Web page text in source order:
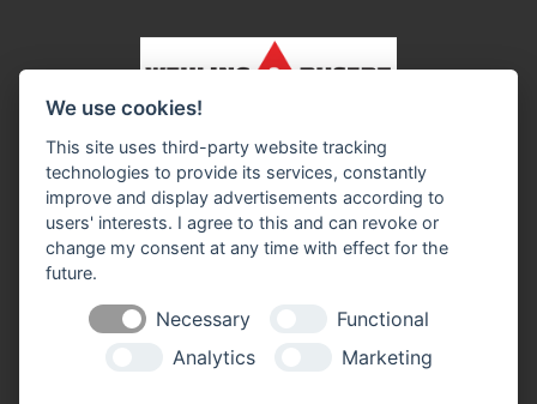
Cookie-Einstellungen ändern
Wehling & Busert GmbH
Lerchenweg 28
Telefax: 0 28 62 / 98 02 - 420
We use cookies!
This site uses third-party website tracking
technologies to provide its services, constantly
improve and display advertisements according to
users' interests. I agree to this and can revoke or
change my consent at any time with effect for the
future.
Necessary
Functional
Analytics
Marketing